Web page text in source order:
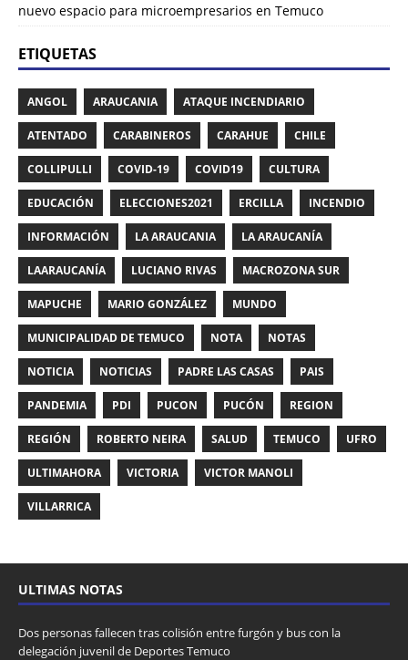
nuevo espacio para microempresarios en Temuco
ETIQUETAS
ANGOL ARAUCANIA ATAQUE INCENDIARIO
ATENTADO CARABINEROS CARAHUE CHILE
COLLIPULLI COVID-19 COVID19 CULTURA
EDUCACIÓN ELECCIONES2021 ERCILLA INCENDIO
INFORMACIÓN LA ARAUCANIA LA ARAUCANÍA
LAARAUCANÍA LUCIANO RIVAS MACROZONA SUR
MAPUCHE MARIO GONZÁLEZ MUNDO
MUNICIPALIDAD DE TEMUCO NOTA NOTAS
NOTICIA NOTICIAS PADRE LAS CASAS PAIS
PANDEMIA PDI PUCON PUCÓN REGION
REGIÓN ROBERTO NEIRA SALUD TEMUCO UFRO
ULTIMAHORA VICTORIA VICTOR MANOLI
VILLARRICA
ULTIMAS NOTAS
Dos personas fallecen tras colisión entre furgón y bus con la
delegación juvenil de Deportes Temuco